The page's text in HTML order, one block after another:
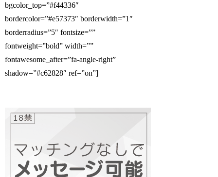
bgcolor_top=”#f44336″
bordercolor=”#e57373″ borderwidth=”1″
borderradius=”5″ fontsize=””
fontweight=”bold” width=””
fontawesome_after=”fa-angle-right”
shadow=”#c62828″ ref=”on”]